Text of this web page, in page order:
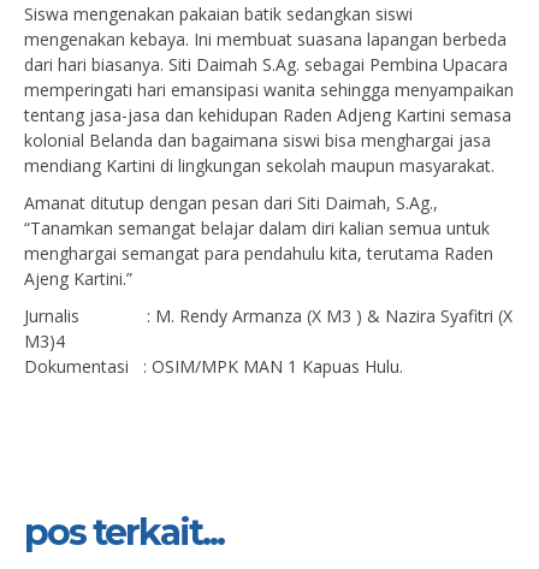
Siswa mengenakan pakaian batik sedangkan siswi
mengenakan kebaya. Ini membuat suasana lapangan berbeda
dari hari biasanya. Siti Daimah S.Ag. sebagai Pembina Upacara
memperingati hari emansipasi wanita sehingga menyampaikan
tentang jasa-jasa dan kehidupan Raden Adjeng Kartini semasa
kolonial Belanda dan bagaimana siswi bisa menghargai jasa
mendiang Kartini di lingkungan sekolah maupun masyarakat.
Amanat ditutup dengan pesan dari Siti Daimah, S.Ag.,
“Tanamkan semangat belajar dalam diri kalian semua untuk
menghargai semangat para pendahulu kita, terutama Raden
Ajeng Kartini.”
Jurnalis : M. Rendy Armanza (X M3 ) & Nazira Syafitri (X
M3)4
Dokumentasi : OSIM/MPK MAN 1 Kapuas Hulu.
pos terkait...